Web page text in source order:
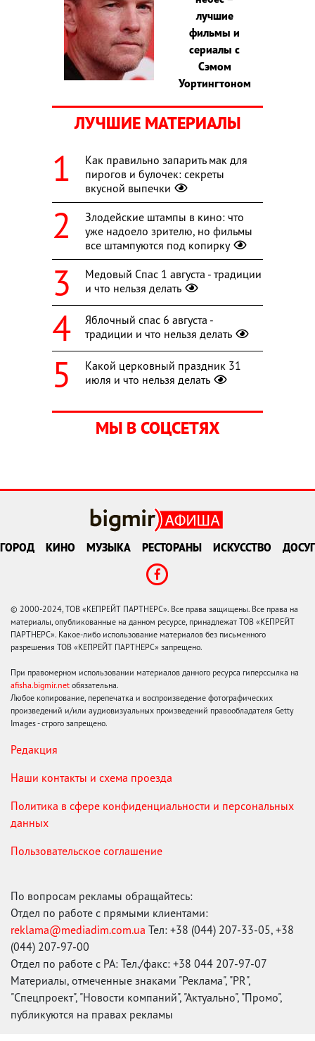
лучшие
фильмы и
сериалы с
Сэмом
Уортингтоном
ЛУЧШИЕ МАТЕРИАЛЫ
Как правильно запарить мак для
пирогов и булочек: секреты
вкусной выпечки
Злодейские штампы в кино: что
уже надоело зрителю, но фильмы
все штампуются под копирку
Медовый Спас 1 августа - традиции
и что нельзя делать
Яблочный спас 6 августа -
традиции и что нельзя делать
Какой церковный праздник 31
июля и что нельзя делать
МЫ В СОЦСЕТЯХ
ГОРОД КИНО МУЗЫКА РЕСТОРАНЫ ИСКУССТВО ДОСУГ
© 2000-2024, ТОВ «КЕПРЕЙТ ПАРТНЕРС». Все права защищены. Все права на
материалы, опубликованные на данном ресурсе, принадлежат ТОВ «КЕПРЕЙТ
ПАРТНЕРС». Какое-либо использование материалов без письменного
разрешения ТОВ «КЕПРЕЙТ ПАРТНЕРС» запрещено.
При правомерном использовании материалов данного ресурса гиперссылка на
afisha.bigmir.net обязательна.
Любое копирование, перепечатка и воспроизведение фотографических
произведений и/или аудиовизуальных произведений правообладателя Getty
Images - строго запрещено.
Редакция
Наши контакты и схема проезда
Политика в сфере конфиденциальности и персональных
данных
Пользовательское соглашение
По вопросам рекламы обращайтесь:
Отдел по работе с прямыми клиентами:
reklama@mediadim.com.ua Тел: +38 (044) 207-33-05, +38
(044) 207-97-00
Отдел по работе с РА: Тел./факс: +38 044 207-97-07
Материалы, отмеченные знаками "Реклама", "PR",
"Спецпроект", "Новости компаний", "Актуально", "Промо",
публикуются на правах рекламы